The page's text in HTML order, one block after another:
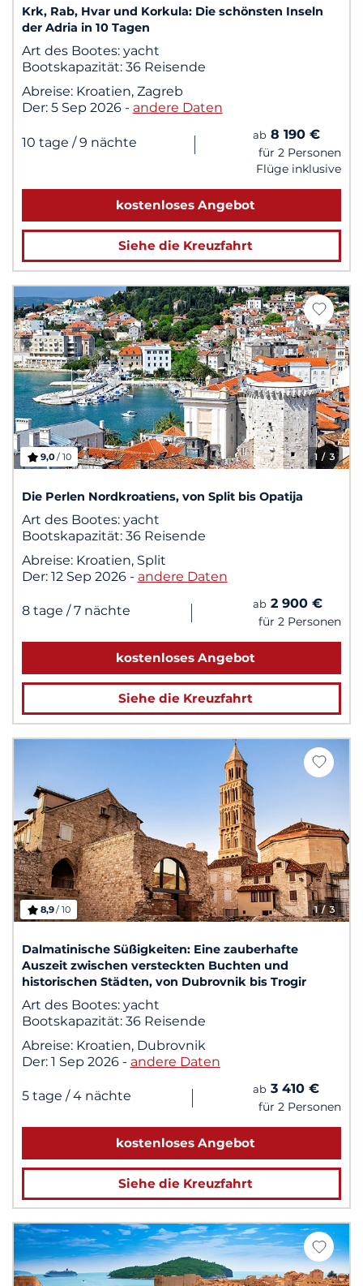
Krk, Rab, Hvar und Korkula: Die schönsten Inseln
der Adria in 10 Tagen
Art des Bootes: yacht
Bootskapazität: 36 Reisende
Abreise: Kroatien, Zagreb
Der: 5 Sep 2026 - andere Daten
10 tage / 9 nächte | ab 8 190 €
für 2 Personen
Flüge inklusive
kostenloses Angebot
Siehe die Kreuzfahrt
1 / 3
9,0/ 10
Die Perlen Nordkroatiens, von Split bis Opatija
Art des Bootes: yacht
Bootskapazität: 36 Reisende
Abreise: Kroatien, Split
Der: 12 Sep 2026 - andere Daten
8 tage / 7 nächte | ab 2 900 €
für 2 Personen
kostenloses Angebot
Siehe die Kreuzfahrt
1/ 3
8,9/ 10
Dalmatinische Süßigkeiten: Eine zauberhafte
Auszeit zwischen versteckten Buchten und
historischen Städten, von Dubrovnik bis Trogir
Art des Bootes: yacht
Bootskapazität: 36 Reisende
Abreise: Kroatien, Dubrovnik
Der: 1 Sep 2026 - andere Daten
5 tage / 4 nächte | ab 3 410 €
für 2 Personen
kostenloses Angebot
Siehe die Kreuzfahrt